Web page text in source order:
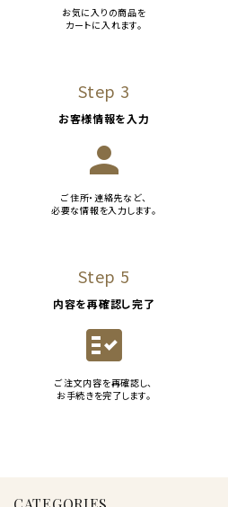
お気に入りの商品を
カートに入れます。
Step 3
お客様情報を入力
person
ご住所・連絡先など、
必要な情報を入力します。
Step 5
内容を再確認し完了
fact_check
ご注文内容を再確認し、
お手続きを完了します。